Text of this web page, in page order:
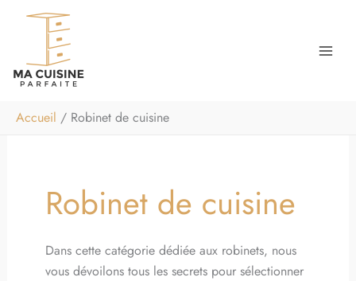
Accueil Robinet de cuisine
Robinet de cuisine
Dans cette catégorie dédiée aux robinets, nous
vous dévoilons tous les secrets pour sélectionner
Rechercher